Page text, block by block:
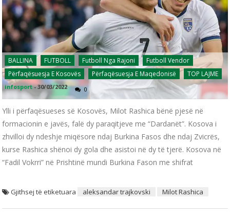
BALLINA FUTBOLL Futboll Nga Rajoni
Futboll Vendor
Përfaqësuesja E Kosovës
Përfaqësuesja E Maqedonisë TOP LAJME
infosport -30/03/2022 0
Ylli i përfaqësueses së Kosovës, Milot Rashica bënë pjesë në
formacionin e javës, falë dy paraqitjeve me “Dardanët”. Kosova i
zhvilloi dy ndeshje miqësore ndaj Burkina Fasos dhe ndaj Zvicrës,
kurse Rashica shënoi dy gola dhe asistoi në dy të tjerë. Kosova në
“Fadil Vokrri” në Prishtinë mundi Burkina Fason me shifrat
Gjithsej të etiketuara aleksandar trajkovski Milot Rashica